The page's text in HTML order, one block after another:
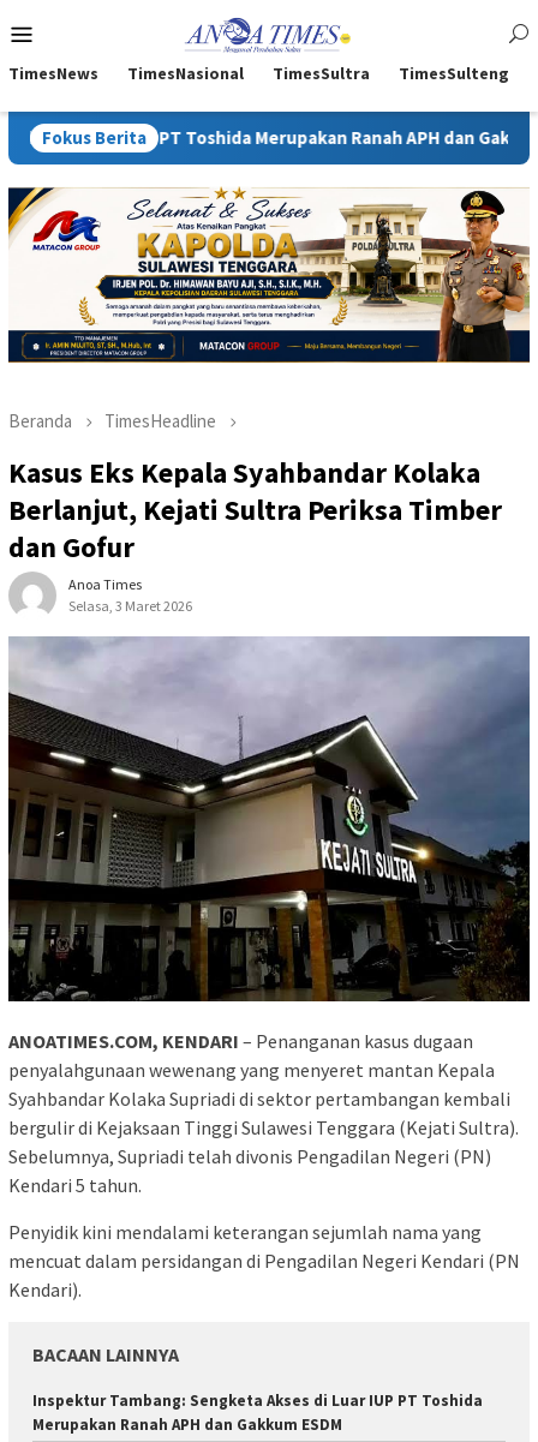
ke
Mobile
TimesNews TimesNasional TimesSultra TimesSulteng
Fokus Berita
Merupakan Ranah APH dan Gakkum ESDM
Beranda TimesHeadline
Kasus Eks Kepala Syahbandar Kolaka
Berlanjut, Kejati Sultra Periksa Timber
dan Gofur
Anoa Times
Selasa, 3 Maret 2026
ANOATIMES.COM, KENDARI – Penanganan kasus dugaan
penyalahgunaan wewenang yang menyeret mantan Kepala
Syahbandar Kolaka Supriadi di sektor pertambangan kembali
bergulir di Kejaksaan Tinggi Sulawesi Tenggara (Kejati Sultra).
Sebelumnya, Supriadi telah divonis Pengadilan Negeri (PN)
Kendari 5 tahun.
Penyidik kini mendalami keterangan sejumlah nama yang
mencuat dalam persidangan di Pengadilan Negeri Kendari (PN
Kendari).
BACAAN LAINNYA
Inspektur Tambang: Sengketa Akses di Luar IUP PT Toshida
Merupakan Ranah APH dan Gakkum ESDM